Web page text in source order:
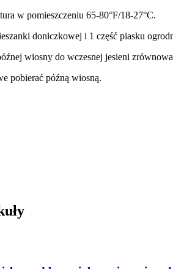
w pomieszczeniu 65-80°F/18-27°C.
doniczkowej i 1 część piasku
wiosny do wczesnej jesieni
pobierać późną wiosną.